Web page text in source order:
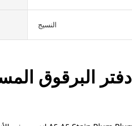
النسيج
دفتر البرقوق